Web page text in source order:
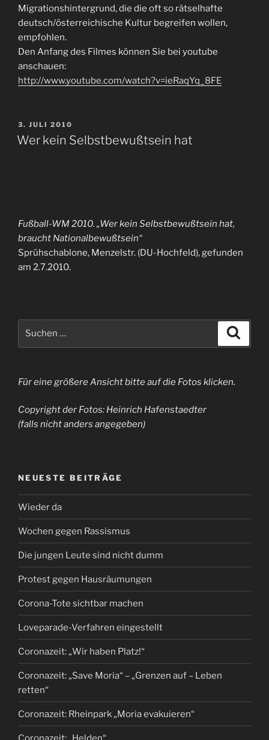
Migrationshintergrund, die die oft so rätselhafte
deutsch/österreichische Kultur begreifen wollen,
empfohlen.
Den Anfang des Filmes können Sie bei youtube
anschauen:
http://www.youtube.com/watch?v=ieRaqYq_8FE
VERÖFFENTLICHT
AM
3. JULI 2010
Wer kein Selbstbewußtsein hat
Fußball-WM 2010. „Wer kein Selbstbewußtsein hat,
braucht Nationalbewußtsein“
Sprühschablone, Menzelstr. (DU-Hochfeld), gefunden
am 2.7.2010.
Für eine größere Ansicht bitte auf die Fotos klicken.
Copyright der Fotos: Heinrich Hafenstaedter
(falls nicht anders angegeben)
NEUESTE BEITRÄGE
Wieder da
Wochen gegen Rassismus
Die jungen Leute sind nicht dumm
Protest gegen Hausräumungen
Corona-Tote sichtbar machen
Loveparade-Verfahren eingestellt
Coronazeit: „Wir haben Platz!“
Coronazeit: „Save Moria“ – „Grenzen auf – Leben
retten“
Coronazeit: Rheinpark „Moria evakuieren“